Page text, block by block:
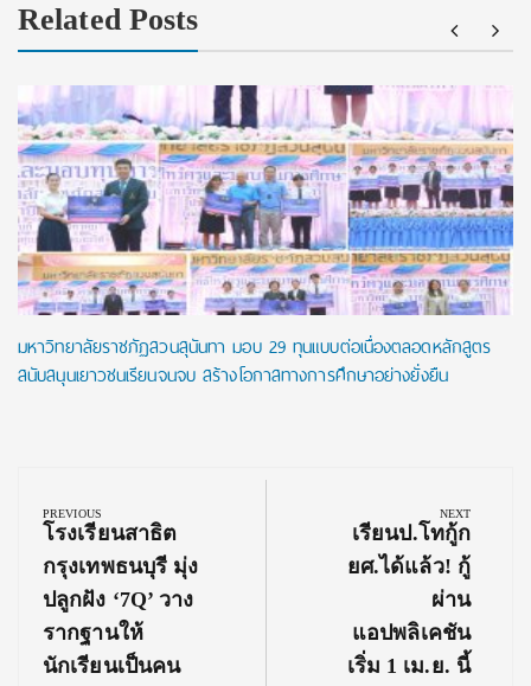
Related Posts
มหาวิทยาลัยราชภัฏสวนสุนันทา มอบ 29 ทุนแบบต่อเนื่องตลอดหลักสูตร
สนับสนุนเยาวชนเรียนจนจบ สร้างโอกาสทางการศึกษาอย่างยั่งยืน
navigation
PREVIOUS
Previous
Post:
โรงเรียนสาธิต
กรุงเทพธนบุรี มุ่ง
ปลูกฝัง ‘7Q’ วาง
รากฐานให้
นักเรียนเป็นคน
NEXT
Next
Post:
เรียนป.โทกู้ก
ยศ.ได้แล้ว! กู้
ผ่าน
แอปพลิเคชัน
เริ่ม 1 เม.ย. นี้